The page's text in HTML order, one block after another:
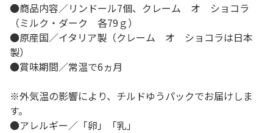
●商品内容／リンドール7個、クレーム オ ショコラ
（ミルク・ダーク 各79ｇ）
●原産国／イタリア製（クレーム オ ショコラは日本
製）
●賞味期間／常温で6ヵ月
※外気温の影響により、チルドゆうパックでお届けしま
す。
●アレルギー／「卵」「乳」